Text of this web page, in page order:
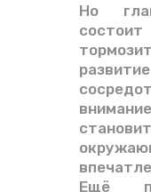
Но
Ещё